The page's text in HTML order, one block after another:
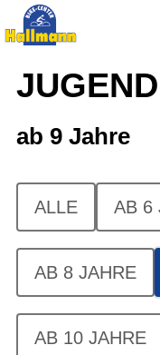
ab 9 Jahre
ALLE AB 6
AB 8 JAHRE
AB 10 JAHRE